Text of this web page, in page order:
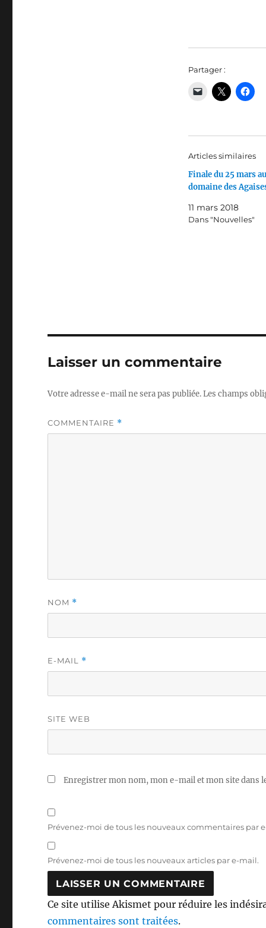
Partager :
Articles similaires
Finale du 25 mars au
domaine des
11 mars 2018
Dans "Nouvelles"
Laisser un commentaire
Votre adresse e-mail ne sera pas publiée.Les champs
COMMENTAIRE *
NOM *
E-MAIL *
SITE WEB
Enregistrer mon nom, mon e-mail et mon site dans
Prévenez-moi de tous les nouveaux commentaires par
Prévenez-moi de tous les nouveaux articles par e-mail.
Ce site utilise Akismet pour réduire les
commentaires sont traitées.